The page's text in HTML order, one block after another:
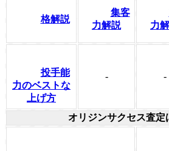
格解説
集客
力解説
力
投手能
力のベストな
上げ方
- -
オリジンサクセス査定